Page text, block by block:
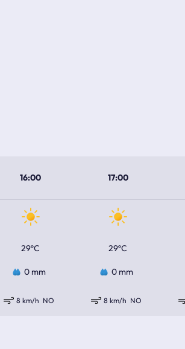
16:00 17:00
29ºC 29ºC
0 mm 0 mm
8 km/h NO 8 km/h NO